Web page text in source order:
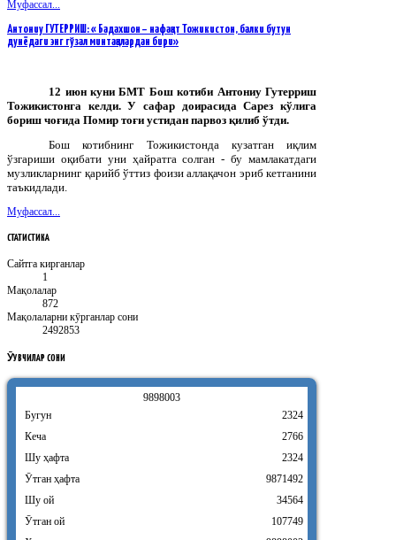
Муфассал...
Антониу ГУТЕРРИШ: « Бадахшон – нафақат Тожикистон, балки бутун
дунёдаги энг гўзал минтақалардан бири»
12 июн куни БМТ Бош котиби Антониу Гутерриш
Тожикистонга келди. У сафар доирасида Сарез кўлига
бориш чоғида Помир тоғи устидан парвоз қилиб ўтди.
Бош котибнинг Тожикистонда кузатган иқлим
ўзгариши оқибати уни ҳайратга солган - бу мамлакатдаги
музликларнинг қарийб ўттиз фоизи аллақачон эриб кетганини
таъкидлади.
Муфассал...
СТАТИСТИКА
Сайтга кирганлар
1
Мақолалар
872
Мақолаларни кӯрганлар сони
2492853
ӮҚУВЧИЛАРСОНИ
9898003
Бугун
Кеча
Шу ҳафта
Ӯтган ҳафта
Шу ой
Ӯтган ой
2324
2766
2324
9871492
34564
107749